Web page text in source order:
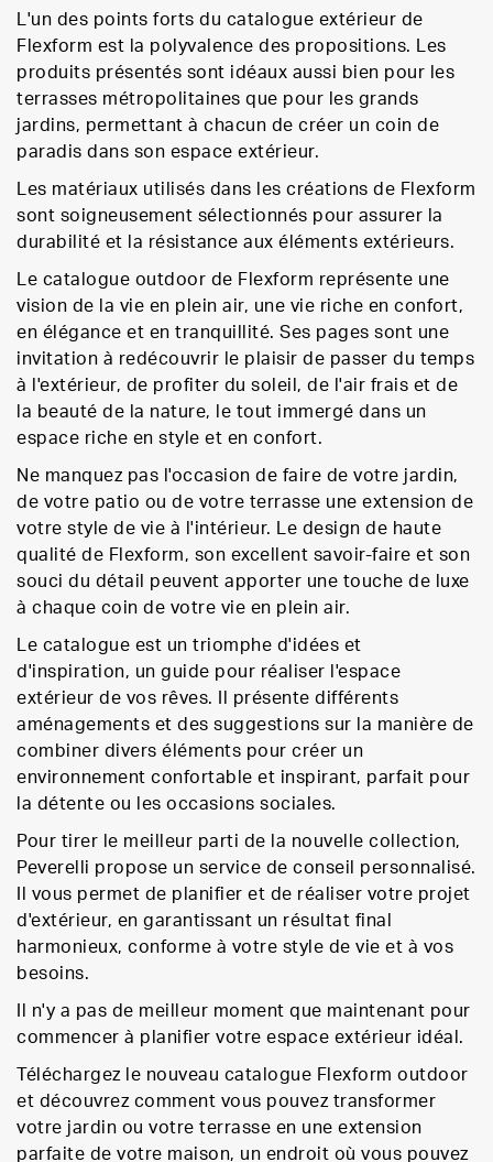
L'un des points forts du catalogue extérieur de
Flexform est la polyvalence des propositions. Les
produits présentés sont idéaux aussi bien pour les
terrasses métropolitaines que pour les grands
jardins, permettant à chacun de créer un coin de
paradis dans son espace extérieur.
Les matériaux utilisés dans les créations de Flexform
sont soigneusement sélectionnés pour assurer la
durabilité et la résistance aux éléments extérieurs.
Le catalogue outdoor de Flexform représente une
vision de la vie en plein air, une vie riche en confort,
en élégance et en tranquillité. Ses pages sont une
invitation à redécouvrir le plaisir de passer du temps
à l'extérieur, de profiter du soleil, de l'air frais et de
la beauté de la nature, le tout immergé dans un
espace riche en style et en confort.
Ne manquez pas l'occasion de faire de votre jardin,
de votre patio ou de votre terrasse une extension de
votre style de vie à l'intérieur. Le design de haute
qualité de Flexform, son excellent savoir-faire et son
souci du détail peuvent apporter une touche de luxe
à chaque coin de votre vie en plein air.
Le catalogue est un triomphe d'idées et
d'inspiration, un guide pour réaliser l'espace
extérieur de vos rêves. Il présente différents
aménagements et des suggestions sur la manière de
combiner divers éléments pour créer un
environnement confortable et inspirant, parfait pour
la détente ou les occasions sociales.
Pour tirer le meilleur parti de la nouvelle collection,
Peverelli propose un service de conseil personnalisé.
Il vous permet de planifier et de réaliser votre projet
d'extérieur, en garantissant un résultat final
harmonieux, conforme à votre style de vie et à vos
besoins.
Il n'y a pas de meilleur moment que maintenant pour
commencer à planifier votre espace extérieur idéal.
Téléchargez le nouveau catalogue Flexform outdoor
et découvrez comment vous pouvez transformer
votre jardin ou votre terrasse en une extension
parfaite de votre maison, un endroit où vous pouvez